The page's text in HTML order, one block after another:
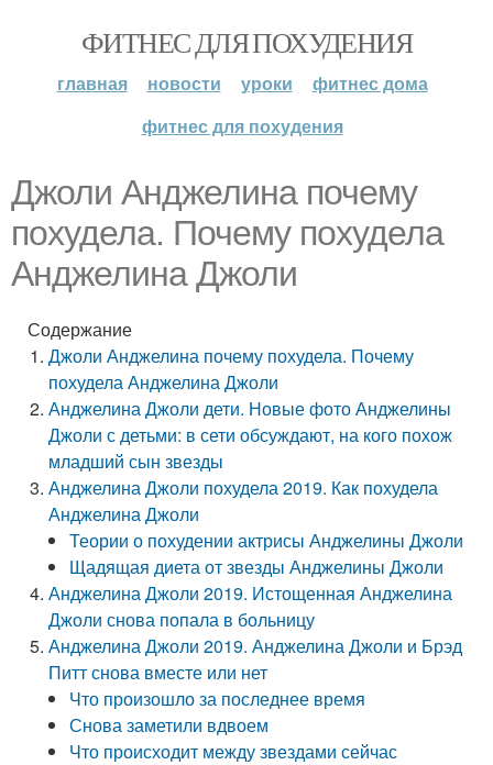
ФИТНЕС ДЛЯ ПОХУДЕНИЯ
главная новости уроки
фитнес дома
фитнес для похудения
Джоли Анджелина почему
похудела. Почему похудела
Анджелина Джоли
Содержание
Джоли Анджелина почему похудела. Почему
похудела Анджелина Джоли
Анджелина Джоли дети. Новые фото Анджелины
Джоли с детьми: в сети обсуждают, на кого похож
младший сын звезды
Анджелина Джоли похудела 2019. Как похудела
Анджелина Джоли
Теории о похудении актрисы Анджелины Джоли
Щадящая диета от звезды Анджелины Джоли
Анджелина Джоли 2019. Истощенная Анджелина
Джоли снова попала в больницу
Анджелина Джоли 2019. Анджелина Джоли и Брэд
Питт снова вместе или нет
Что произошло за последнее время
Снова заметили вдвоем
Что происходит между звездами сейчас